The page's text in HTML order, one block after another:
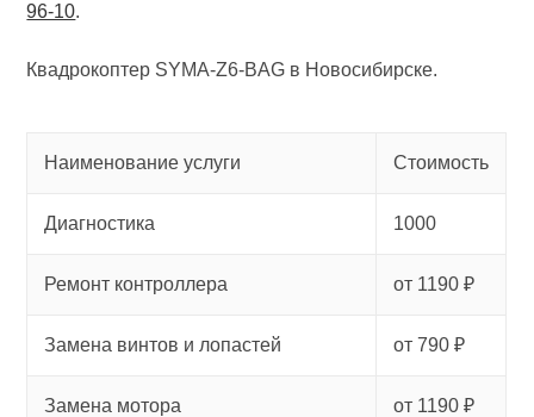
96-10.
Квадрокоптер SYMA-Z6-BAG в Новосибирске.
Наименование услуги Стоимость
Диагностика 1000
Ремонт контроллера от 1190 ₽
Замена винтов и лопастей от 790 ₽
Замена мотора от 1190 ₽